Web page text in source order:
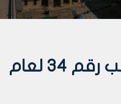
قرار مجلس مدينة حلب رقم 34 لعام